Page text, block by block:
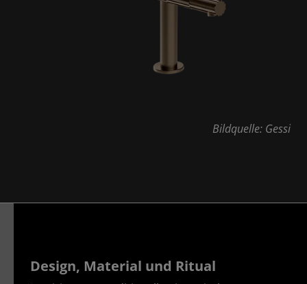
Bildquelle: Gessi
Design, Material und Ritual